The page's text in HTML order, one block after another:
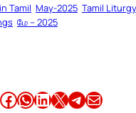
Tamil May-2025 Tamil Liturgy
மே – 2025
Share this article on Facebook Share this article on WhatsApp Share this article on LinkedIn Share this article on X Share this article on TelegramEmail this Article